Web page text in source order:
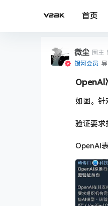
首页
微尘 圈主
银河会员
OpenAl
如图。针
验证要求
OpenAl